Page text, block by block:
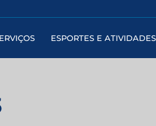
ESPORTES E ATIVIDADES